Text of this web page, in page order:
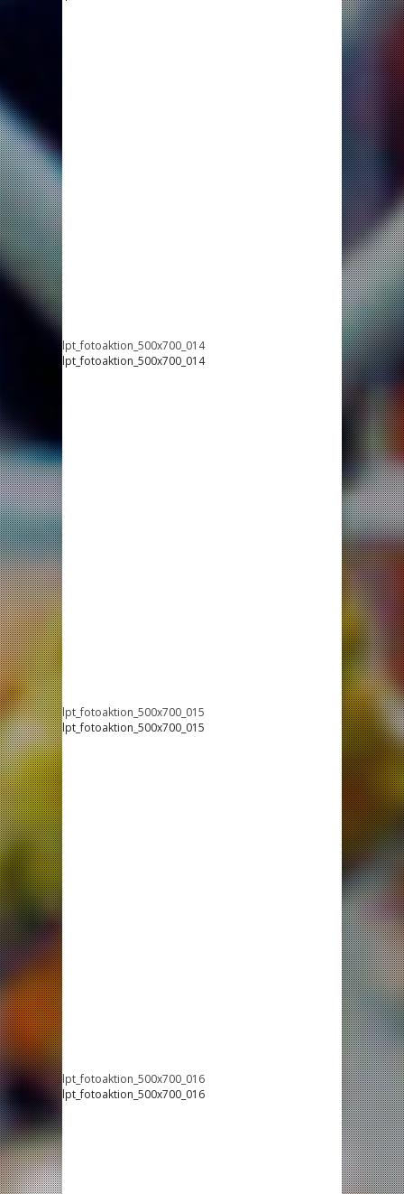
lpt_fotoaktion_500x700_014
lpt_fotoaktion_500x700_014
lpt_fotoaktion_500x700_015
lpt_fotoaktion_500x700_015
lpt_fotoaktion_500x700_016
lpt_fotoaktion_500x700_016